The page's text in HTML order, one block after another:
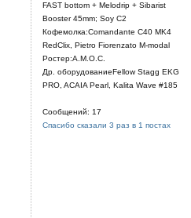
FAST bottom + Melodrip + Sibarist
Booster 45mm; Soy C2
Кофемолка:Comandante C40 MK4
RedClix, Pietro Fiorenzato M-modal
Ростер:A.M.O.C.
Др. оборудованиеFellow Stagg EKG
PRO, ACAIA Pearl, Kalita Wave #185
Сообщений: 17
Спасибо сказали 3 раз в 1 постах